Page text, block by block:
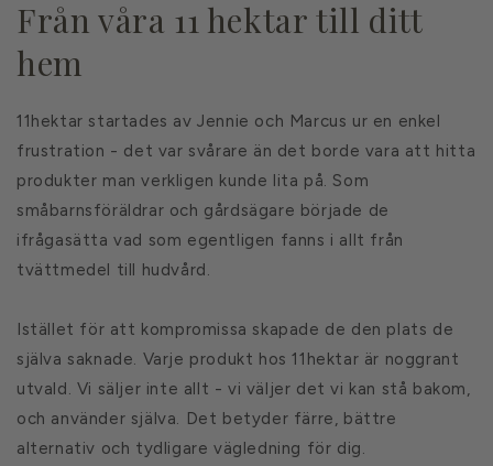
Från våra 11 hektar till ditt
hem
11hektar startades av Jennie och Marcus ur en enkel
frustration - det var svårare än det borde vara att hitta
produkter man verkligen kunde lita på. Som
småbarnsföräldrar och gårdsägare började de
ifrågasätta vad som egentligen fanns i allt från
tvättmedel till hudvård.
Istället för att kompromissa skapade de den plats de
själva saknade. Varje produkt hos 11hektar är noggrant
utvald. Vi säljer inte allt - vi väljer det vi kan stå bakom,
och använder själva. Det betyder färre, bättre
alternativ och tydligare vägledning för dig.